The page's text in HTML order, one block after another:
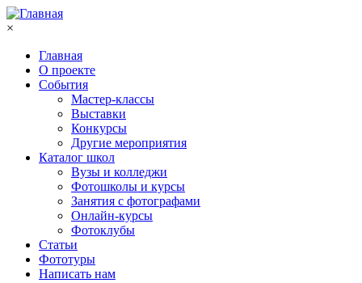
Перейти к основному содержанию
×
Главная
О проекте
События
Мастер-классы
Выставки
Конкурсы
Другие мероприятия
Каталог школ
Вузы и колледжи
Фотошколы и курсы
Занятия с фотографами
Онлайн-курсы
Фотоклубы
Статьи
Фототуры
Написать нам